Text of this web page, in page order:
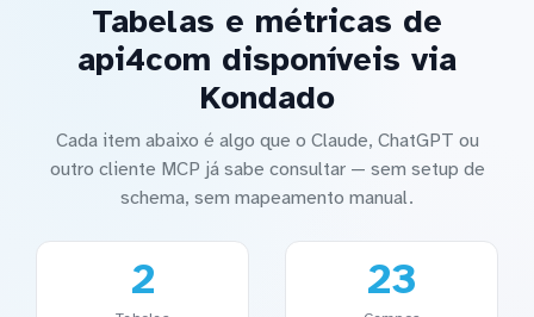
Tabelas e métricas de
api4com disponíveis via
Kondado
Cada item abaixo é algo que o Claude, ChatGPT ou
outro cliente MCP já sabe consultar — sem setup de
schema, sem mapeamento manual.
2 23